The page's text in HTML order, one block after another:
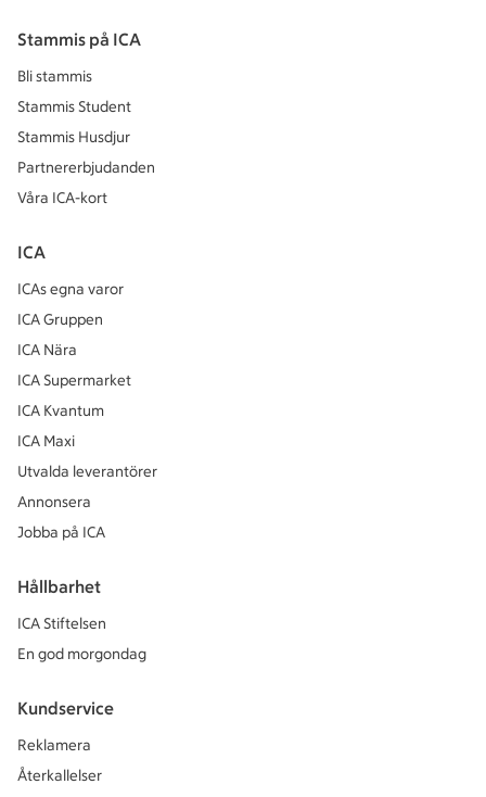
Stammis på ICA
Bli stammis
Stammis Student
Stammis Husdjur
Partnererbjudanden
Våra ICA-kort
ICA
ICAs egna varor
ICA Gruppen
ICA Nära
ICA Supermarket
ICA Kvantum
ICA Maxi
Utvalda leverantörer
Annonsera
Jobba på ICA
Hållbarhet
ICA Stiftelsen
En god morgondag
Kundservice
Reklamera
Återkallelser